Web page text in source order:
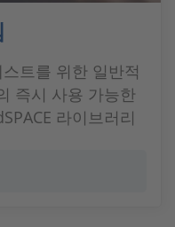
트를 위한 일반적
즉시 사용 가능한
라이브러리